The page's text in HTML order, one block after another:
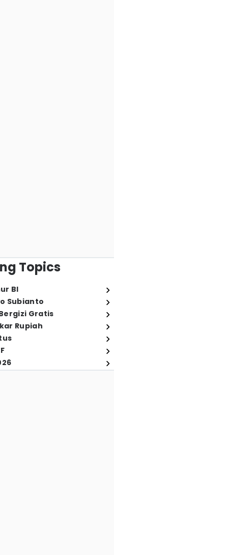
Topics
BI
Subianto
Gratis
Rupiah